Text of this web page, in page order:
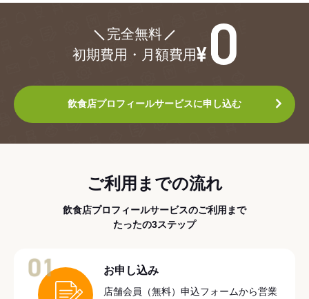
完全無料
初期費用・月額費用
飲食店プロフィールサービスに申し込む
ご利用までの流れ
飲食店プロフィールサービスのご利用まで
たったの3ステップ
お申し込み
店舗会員（無料）申込フォームから営業